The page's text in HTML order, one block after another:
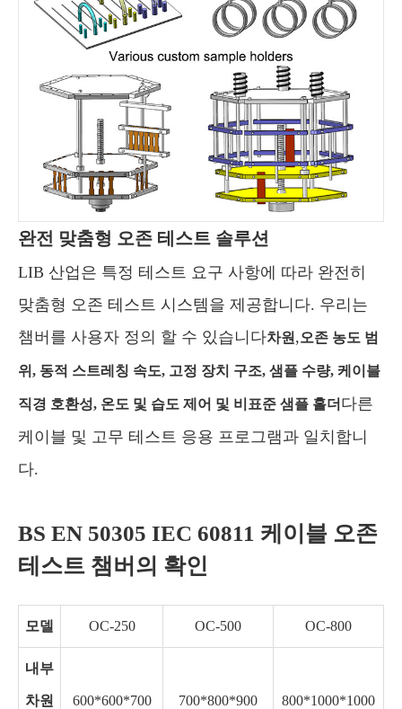
완전 맞춤형 오존 테스트 솔루션
LIB 산업은 특정 테스트 요구 사항에 따라 완전히
맞춤형 오존 테스트 시스템을 제공합니다. 우리는
챔버를 사용자 정의 할 수 있습니다차원 ,오존 농도 범
위, 동적 스트레칭 속도, 고정 장치 구조, 샘플 수량, 케이블
직경 호환성, 온도 및 습도 제어 및 비표준 샘플 홀더 다른
케이블 및 고무 테스트 응용 프로그램과 일치합니
다.
BS EN 50305 IEC 60811 케이블 오존
테스트 챔버의 확인
모델 OC-250 OC-500 OC-800
내부
차원 600*600*700 700*800*900 800*1000*1000